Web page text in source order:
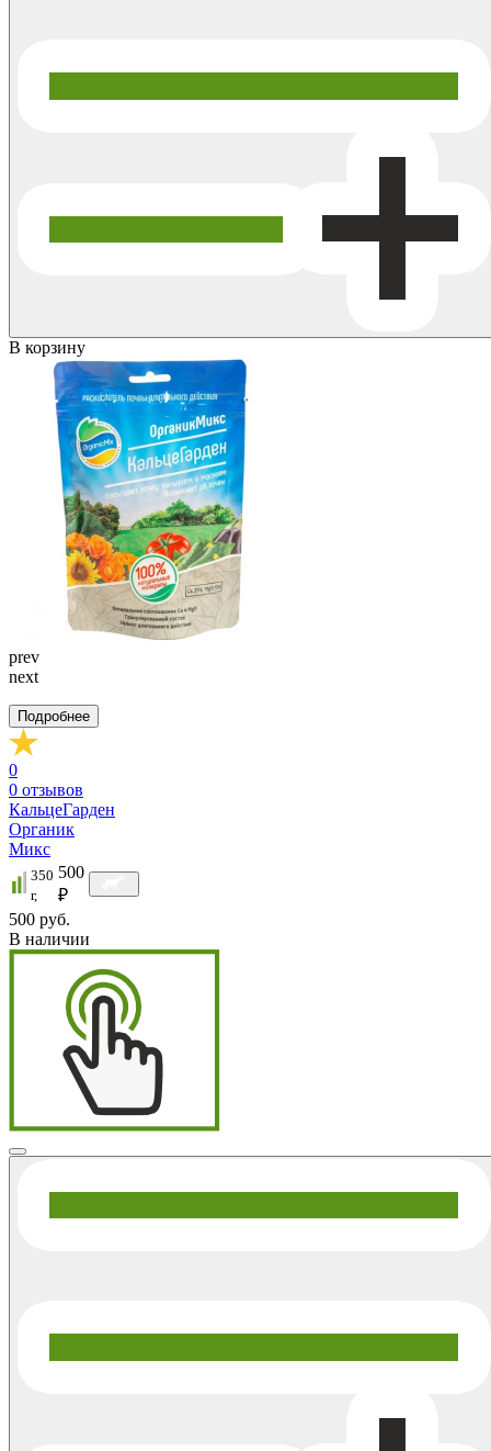
В корзину
prev
next
Подробнее
0
0 отзывов
КальцеГарден
Органик
Микс
350
г,
500
₽
500 руб.
В наличии